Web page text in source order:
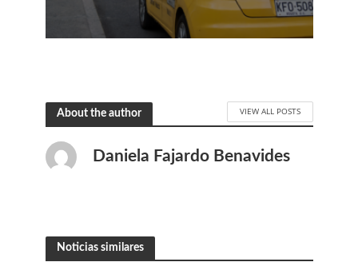
About the author VIEW ALL POSTS
Daniela Fajardo Benavides
Noticias similares